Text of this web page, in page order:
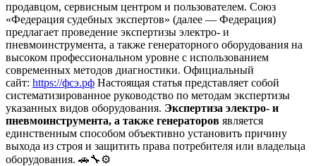
продавцом, сервисным центром и пользователем. Союз
«Федерация судебных экспертов» (далее — Федерация)
предлагает проведение экспертизы электро- и
пневмоинструмента, а также генераторного оборудования на
высоком профессиональном уровне с использованием
современных методов диагностики. Официальный
сайт: https://фсэ.рф Настоящая статья представляет собой
систематизированное руководство по методам экспертизы
указанных видов оборудования. Экспертиза электро- и
пневмоинструмента, а также генераторов является
единственным способом объективно установить причину
выхода из строя и защитить права потребителя или владельца
оборудования. 🚗🔧⚙️